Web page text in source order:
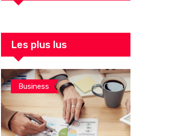
Les plus lus
Business